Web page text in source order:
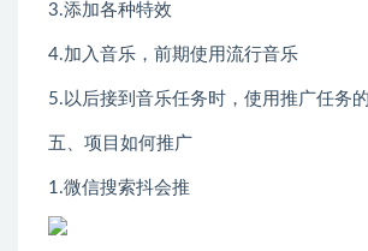
3.添加各种特效
4.加入音乐，前期使用流行音乐
5.以后接到音乐任务时，使用推广任务
五、项目如何推广
1.微信搜索抖会推